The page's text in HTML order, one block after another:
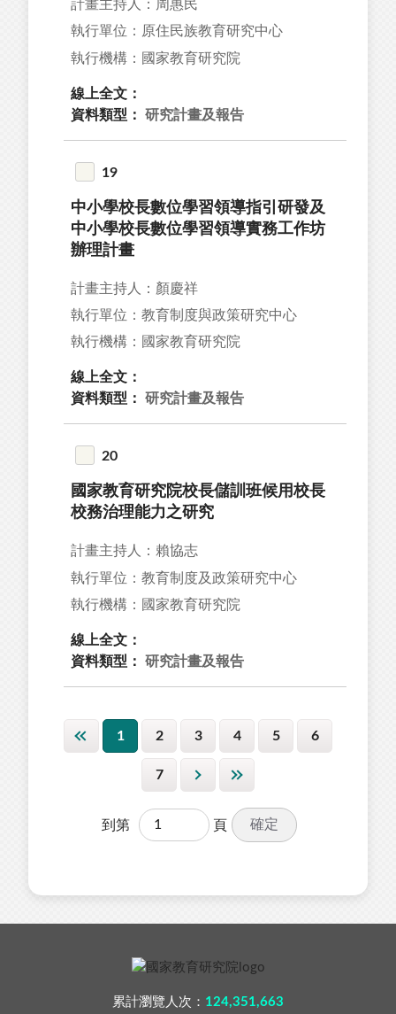
計畫主持人：周惠民
執行單位：原住民族教育研究中心
執行機構：國家教育研究院
線上全文：
資料類型：
研究計畫及報告
19
中小學校長數位學習領導指引研發及
中小學校長數位學習領導實務工作坊
辦理計畫
計畫主持人：顏慶祥
執行單位：教育制度與政策研究中心
執行機構：國家教育研究院
線上全文：
資料類型：
研究計畫及報告
20
國家教育研究院校長儲訓班候用校長
校務治理能力之研究
計畫主持人：賴協志
執行單位：教育制度及政策研究中心
執行機構：國家教育研究院
線上全文：
資料類型：
研究計畫及報告
1 2 3 4 5 6
7
到第 頁 確定
累計瀏覽人次： 124,351,663